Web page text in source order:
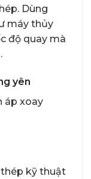
Dùng
máy thủy
độ quay mà
yên
áp xoay
kỹ thuật